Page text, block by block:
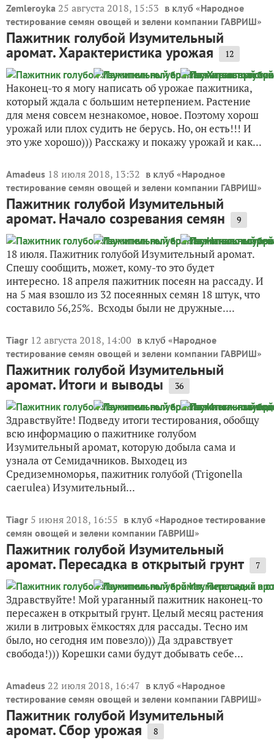
Zemleroyka 25 августа 2018, 15:53 в клуб «Народное
тестирование семян овощей и зелени компании ГАВРИШ»
Пажитник голубой Изумительный
аромат. Характеристика урожая 12
Наконец-то я могу написать об урожае пажитника,
который ждала с большим нетерпением. Растение
для меня совсем незнакомое, новое. Поэтому хорош
урожай или плох судить не берусь. Но, он есть!!! И
это уже хорошо))) Расскажу и покажу урожай и как...
Amadeus 18 июля 2018, 13:32 в клуб «Народное
тестирование семян овощей и зелени компании ГАВРИШ»
Пажитник голубой Изумительный
аромат. Начало созревания семян 9
18 июля. Пажитник голубой Изумительный аромат.
Спешу сообщить, может, кому-то это будет
интересно. 18 апреля пажитник посеян на рассаду. И
на 5 мая взошло из 32 посеянных семян 18 штук, что
составило 56,25%. Всходы были не дружные....
Tiagr 12 августа 2018, 14:00 в клуб «Народное
тестирование семян овощей и зелени компании ГАВРИШ»
Пажитник голубой Изумительный
аромат. Итоги и выводы 36
Здравствуйте! Подведу итоги тестирования, обобщу
всю информацию о пажитнике голубом
Изумительный аромат, которую добыла сама и
узнала от Семидачников. Выходец из
Средиземноморья, пажитник голубой (Trigonella
caerulea) Изумительный...
Tiagr 5 июня 2018, 16:55 в клуб «Народное тестирование
семян овощей и зелени компании ГАВРИШ»
Пажитник голубой Изумительный
аромат. Пересадка в открытый грунт 7
Здравствуйте! Мой ураганный пажитник наконец-то
пересажен в открытый грунт. Целый месяц растения
жили в литровых ёмкостях для рассады. Тесно им
было, но сегодня им повезло))) Да здравствует
свобода!))) Корешки сами будут добывать себе...
Amadeus 22 июля 2018, 16:47 в клуб «Народное
тестирование семян овощей и зелени компании ГАВРИШ»
Пажитник голубой Изумительный
аромат. Сбор урожая 8